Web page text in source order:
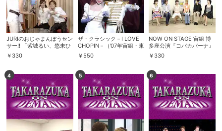
JURIのおじゃまんぼうセン
サー!! 「紫城るい、悠未ひ
ろ」
￥ 330
ザ・クラシック－I LOVE
CHOPIN－（’07年宙組・東
京・千秋楽）
￥ 550
NOW ON STAGE 宙組 博
多座公演『コパカバーナ』
￥ 330
4 5 6